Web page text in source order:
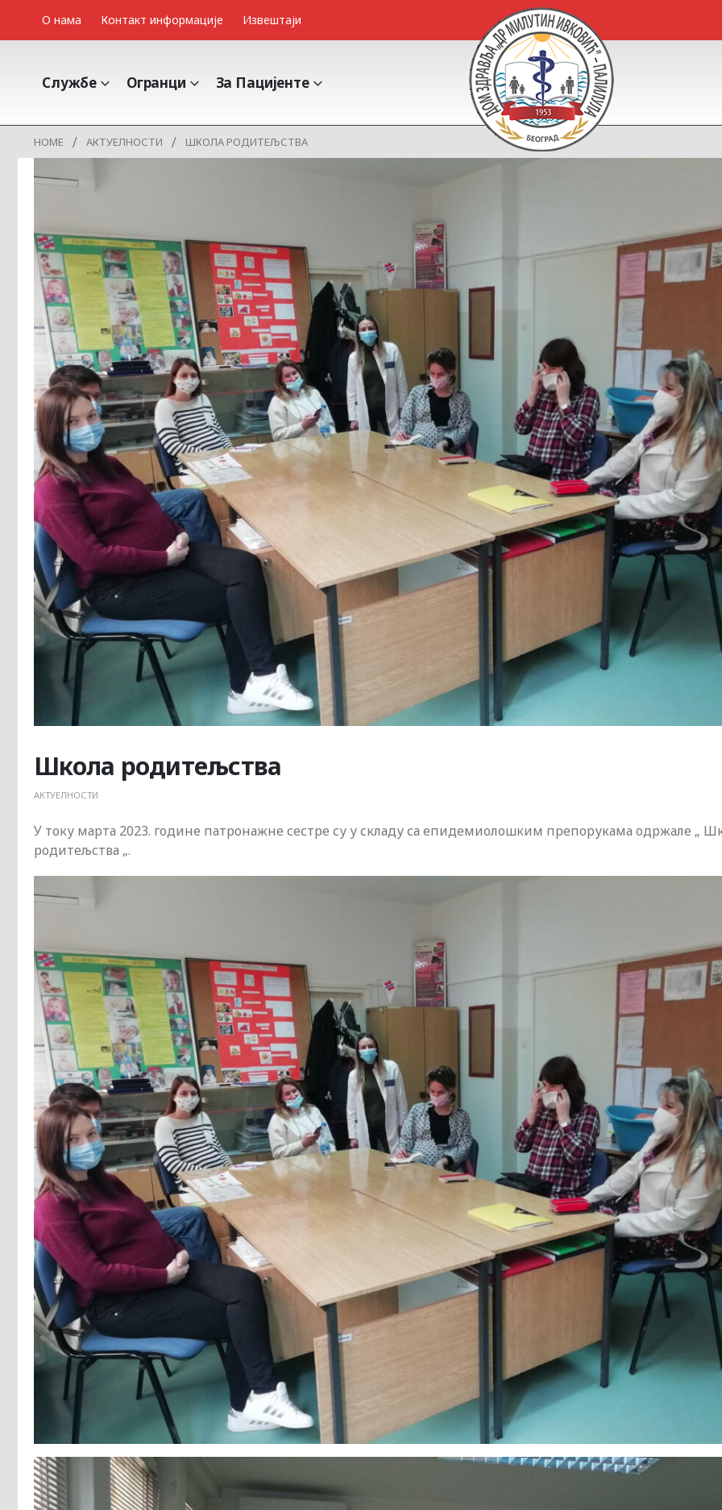
О нама Контакт информације Извештаји
Службе Огранци За Пацијенте
HOME АКТУЕЛНОСТИ ШКОЛА РОДИТЕЉСТВА
Школа родитељства
АКТУЕЛНОСТИ
У току марта 2023. године патронажне сестре су у складу са епидемиолошким препорукама одржале „
родитељства „.